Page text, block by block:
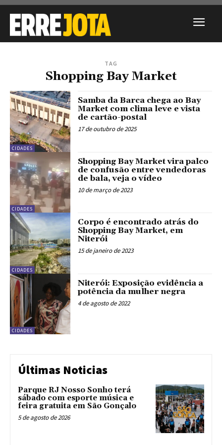
TAG
Shopping Bay Market
CIDADES
Samba da Barca chega ao Bay
Market com clima leve e vista
de cartão-postal
17 de outubro de 2025
CIDADES
Shopping Bay Market vira palco
de confusão entre vendedoras
de bala, veja o vídeo
10 de março de 2023
CIDADES
Corpo é encontrado atrás do
Shopping Bay Market, em
Niterói
15 de janeiro de 2023
CIDADES
Niterói: Exposição evidência a
potência da mulher negra
4 de agosto de 2022
Últimas Noticias
Parque RJ Nosso Sonho terá
sábado com esporte música e
feira gratuita em São Gonçalo
5 de agosto de 2026